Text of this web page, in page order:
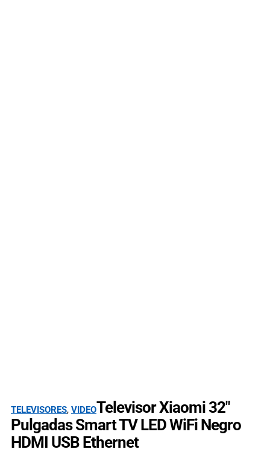
TELEVISORES, VIDEOTelevisor Xiaomi 32″
Pulgadas Smart TV LED WiFi Negro
HDMI USB Ethernet